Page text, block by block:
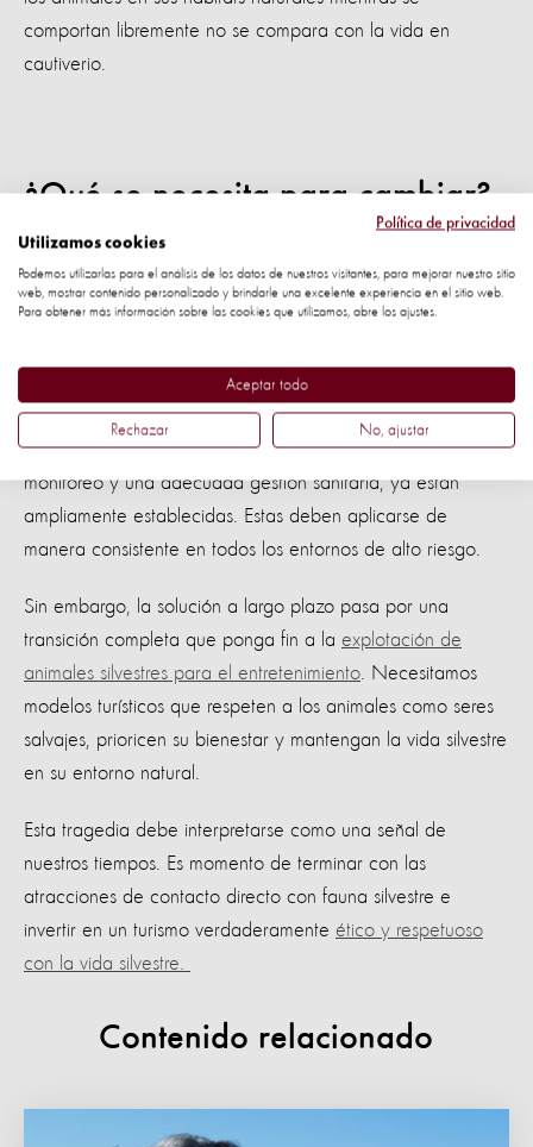
comportan libremente no se compara con la vida en
cautiverio.
¿Qué se necesita para cambiar?
de los estándares de bienestar animal, los protocolos de
prevención de enfermedades y las medidas de
silvestre con fines turísticos.
Medidas preventivas como la vacunación, un estricto
monitoreo y una adecuada gestión sanitaria, ya están
ampliamente establecidas. Estas deben aplicarse de
manera consistente en todos los entornos de alto riesgo.
Sin embargo, la solución a largo plazo pasa por una
transición completa que ponga fin a la explotación de
animales silvestres para el entretenimiento. Necesitamos
modelos turísticos que respeten a los animales como seres
salvajes, prioricen su bienestar y mantengan la vida silvestre
en su entorno natural.
Esta tragedia debe interpretarse como una señal de
nuestros tiempos. Es momento de terminar con las
atracciones de contacto directo con fauna silvestre e
invertir en un turismo verdaderamente ético y respetuoso
con la vida silvestre.
Contenido relacionado
Política de privacidad
Utilizamos cookies
Podemos utilizarlas para el análisis de los datos de nuestros visitantes, para mejorar nuestro sitio
web, mostrar contenido personalizado y brindarle una excelente experiencia en el sitio web.
Para obtener más información sobre las cookies que utilizamos, abre los ajustes.
Aceptar todo
Rechazar No, ajustar